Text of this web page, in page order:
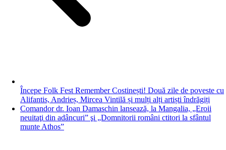
Începe Folk Fest Remember Costinești! Două zile de poveste cu
Alifantis, Andrieș, Mircea Vintilă și mulți alți artiști îndrăgiți
Comandor dr. Ioan Damaschin lansează, la Mangalia, „Eroii
neuitaţi din adâncuri” şi „Domnitorii români ctitori la sfântul
munte Athos”